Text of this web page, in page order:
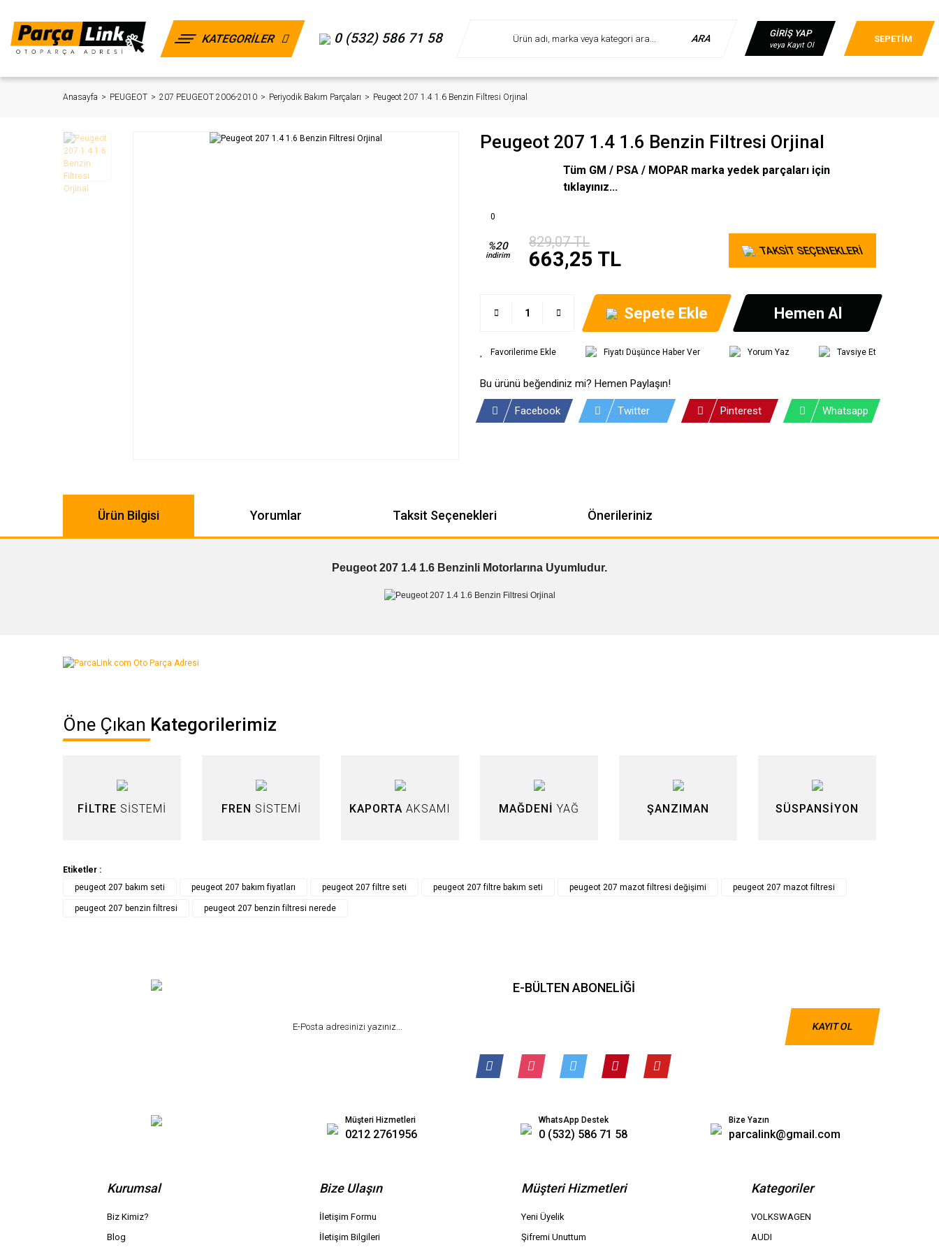
KATEGORİLER 0 (532) 586 71 58 ARA GİRİŞ YAP
veya Kayıt Ol
SEPETİM
Anasayfa PEUGEOT 207 PEUGEOT 2006-2010 Periyodik Bakım Parçaları Peugeot 207 1.4 1.6 Benzin Filtresi Orjinal
Peugeot 207 1.4 1.6 Benzin Filtresi Orjinal
Tüm GM / PSA / MOPAR marka yedek parçaları için
tıklayınız...
0
%20
indirim
829,07 TL
663,25 TL TAKSİT SEÇENEKLERİ
Sepete Ekle Hemen Al
Fiyatı Düşünce Haber Ver Yorum Yaz Tavsiye Et
Bu ürünü beğendiniz mi? Hemen Paylaşın!
Facebook Twitter Pinterest Whatsapp
Ürün Bilgisi Yorumlar Taksit Seçenekleri Önerileriniz
Peugeot 207 1.4 1.6 Benzinli Motorlarına Uyumludur.
Bu ürünün fiyat bilgisi, resim, ürün açıklamalarında ve diğer konularda yetersiz gördüğünüz noktaları öneri formunu kullanarak tarafımıza iletebilirsiniz.
Ürün açıklamasında eksik bilgiler bulunuyor.
Bu ürüne benzer farklı alternatifler olmalı.
Gönder
Öne Çıkan Kategorilerimiz
FİLTRE SİSTEMİ FREN SİSTEMİ KAPORTA AKSAMI MAĞDENİ YAĞ ŞANZIMAN SÜSPANSİYON
Etiketler :
peugeot 207 bakım seti
peugeot 207 bakım fiyatları peugeot 207 filtre seti peugeot 207 filtre bakım seti peugeot 207 mazot filtresi değişimi peugeot 207 mazot filtresi
peugeot 207 benzin filtresi peugeot 207 benzin filtresi nerede
E-BÜLTEN ABONELİĞİ
KAYIT OL
Müşteri Hizmetleri
0212 2761956
WhatsApp Destek
0 (532) 586 71 58
Bize Yazın
parcalink@gmail.com
Kurumsal
Biz Kimiz?
Blog
Bize Ulaşın
İletişim Formu
İletişim Bilgileri
Müşteri Hizmetleri
Yeni Üyelik
Şifremi Unuttum
Kategoriler
VOLKSWAGEN
AUDI